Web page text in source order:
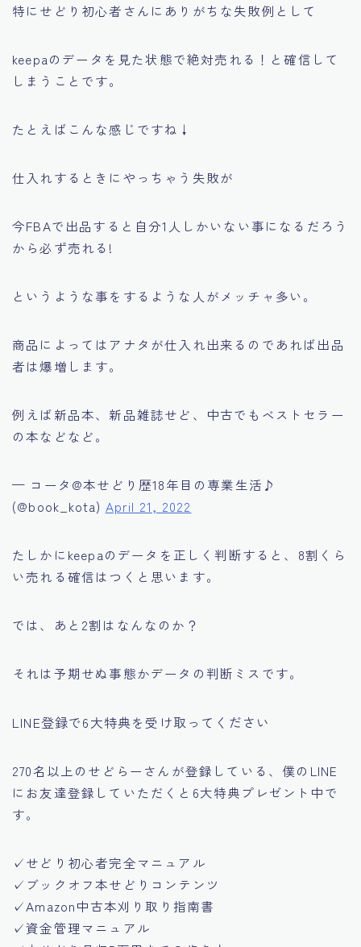
特にせどり初心者さんにありがちな失敗例として
keepaのデータを見た状態で絶対売れる！と確信して
しまうことです。
たとえばこんな感じですね↓
仕入れするときにやっちゃう失敗が
今FBAで出品すると自分1人しかいない事になるだろう
から必ず売れる!
というような事をするような人がメッチャ多い。
商品によってはアナタが仕入れ出来るのであれば出品
者は爆増します。
例えば新品本、新品雑誌せど、中古でもベストセラー
の本などなど。
— コータ@本せどり歴18年目の専業生活♪
(@book_kota) April 21, 2022
たしかにkeepaのデータを正しく判断すると、8割くら
い売れる確信はつくと思います。
では、あと2割はなんなのか？
それは予期せぬ事態かデータの判断ミスです。
LINE登録で6大特典を受け取ってください
270名以上のせどらーさんが登録している、僕のLINE
にお友達登録していただくと6大特典プレゼント中で
す。
✓せどり初心者完全マニュアル
✓ブックオフ本せどりコンテンツ
✓Amazon中古本刈り取り指南書
✓資金管理マニュアル